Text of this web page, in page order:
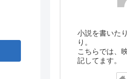
小説を書いた
り。
こちらでは、
記してます。